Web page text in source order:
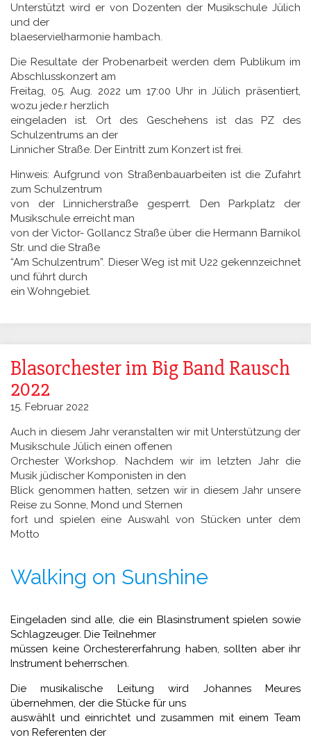
Unterstützt wird er von Dozenten der Musikschule Jülich
und der
blaeservielharmonie hambach.
Die Resultate der Probenarbeit werden dem Publikum im
Abschlusskonzert am
Freitag, 05. Aug. 2022 um 17:00 Uhr in Jülich präsentiert,
wozu jede.r herzlich
eingeladen ist. Ort des Geschehens ist das PZ des
Schulzentrums an der
Linnicher Straße. Der Eintritt zum Konzert ist frei.
Hinweis: Aufgrund von Straßenbauarbeiten ist die Zufahrt
zum Schulzentrum
von der Linnicherstraße gesperrt. Den Parkplatz der
Musikschule erreicht man
von der Victor- Gollancz Straße über die Hermann Barnikol
Str. und die Straße
“Am Schulzentrum”. Dieser Weg ist mit U22 gekennzeichnet
und führt durch
ein Wohngebiet.
Blasorchester im Big Band Rausch
2022
15. Februar 2022
Auch in diesem Jahr veranstalten wir mit Unterstützung der
Musikschule Jülich einen offenen
Orchester Workshop. Nachdem wir im letzten Jahr die
Musik jüdischer Komponisten in den
Blick genommen hatten, setzen wir in diesem Jahr unsere
Reise zu Sonne, Mond und Sternen
fort und spielen eine Auswahl von Stücken unter dem
Motto
Walking on Sunshine
Eingeladen sind alle, die ein Blasinstrument spielen sowie
Schlagzeuger. Die Teilnehmer
müssen keine Orchestererfahrung haben, sollten aber ihr
Instrument beherrschen.
Die musikalische Leitung wird Johannes Meures
übernehmen, der die Stücke für uns
auswählt und einrichtet und zusammen mit einem Team
von Referenten der